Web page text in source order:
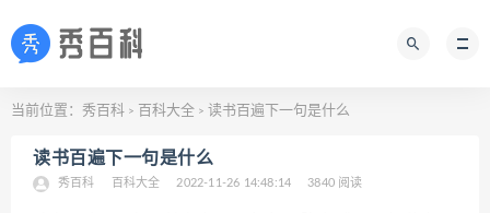
当前位置： 秀百科 > 百科大全 > 读书百遍下一句是什么
读书百遍下一句是什么
秀百科 百科大全 2022-11-26 14:48:14 3840 阅读